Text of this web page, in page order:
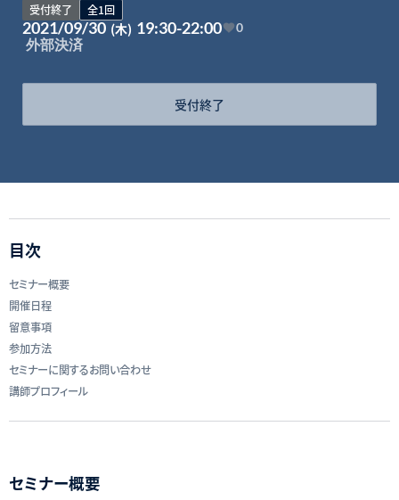
受付終了 全1回
2021/09/30 (木) 19:30-22:00 0
外部決済
受付終了
目次
セミナー概要
開催日程
留意事項
参加方法
セミナーに関するお問い合わせ
講師プロフィール
セミナー概要